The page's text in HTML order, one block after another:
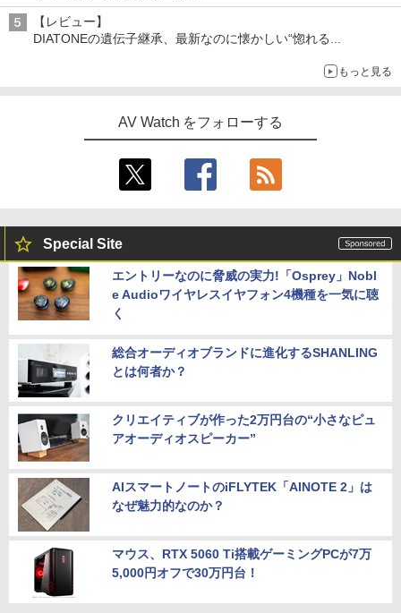
【レビュー】
DIATONEの遺伝子継承、最新なのに懐かしい“惚れる
もっと見る
AV Watch をフォローする
Special Site
エントリーなのに脅威の実力!「Osprey」Nobl
e Audioワイヤレスイヤフォン4機種を一気に聴
く
総合オーディオブランドに進化するSHANLING
とは何者か？
クリエイティブが作った2万円台の“小さなピュ
アオーディオスピーカー”
AIスマートノートのiFLYTEK「AINOTE 2」は
なぜ魅力的なのか？
マウス、RTX 5060 Ti搭載ゲーミングPCが7万
5,000円オフで30万円台！